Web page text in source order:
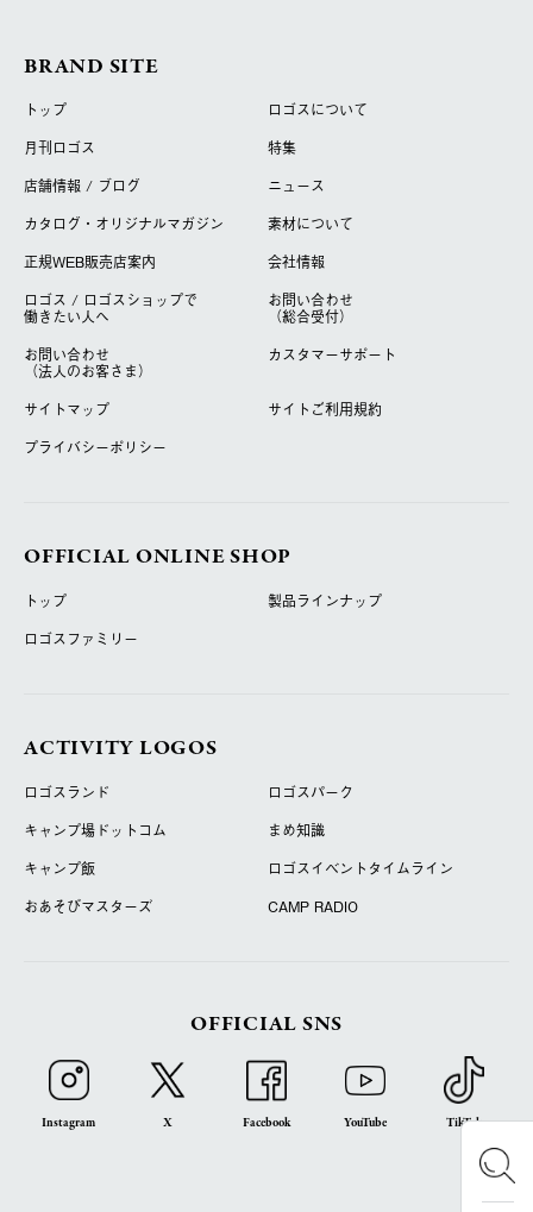
BRAND SITE
トップ
ロゴスについて
月刊ロゴス
特集
店舗情報 / ブログ
ニュース
カタログ・オリジナルマガジン
素材について
正規WEB販売店案内
会社情報
ロゴス / ロゴスショップで
働きたい人へ
お問い合わせ
（総合受付）
お問い合わせ
（法人のお客さま）
カスタマーサポート
サイトマップ
サイトご利用規約
プライバシーポリシー
OFFICIAL ONLINE SHOP
トップ
製品ラインナップ
ロゴスファミリー
ACTIVITY LOGOS
ロゴスランド
ロゴスパーク
キャンプ場ドットコム
まめ知識
キャンプ飯
ロゴスイベントタイムライン
おあそびマスターズ
CAMP RADIO
OFFICIAL SNS
Instagram X Facebook YouTube TikTok